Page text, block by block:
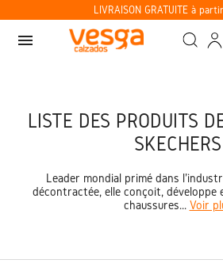
LIVRAISON GRATUITE à
menu
LISTE DES PRODUITS
SKECHERS
Leader mondial primé dans
décontractée, elle conçoit, développe
chaussures... Voir